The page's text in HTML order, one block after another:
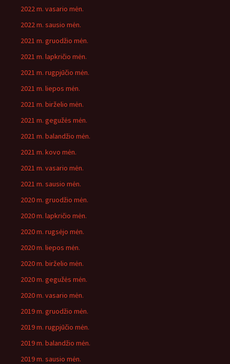
2022 m. vasario mėn.
2022 m. sausio mėn.
2021 m. gruodžio mėn.
2021 m. lapkričio mėn.
2021 m. rugpjūčio mėn.
2021 m. liepos mėn.
2021 m. birželio mėn.
2021 m. gegužės mėn.
2021 m. balandžio mėn.
2021 m. kovo mėn.
2021 m. vasario mėn.
2021 m. sausio mėn.
2020 m. gruodžio mėn.
2020 m. lapkričio mėn.
2020 m. rugsėjo mėn.
2020 m. liepos mėn.
2020 m. birželio mėn.
2020 m. gegužės mėn.
2020 m. vasario mėn.
2019 m. gruodžio mėn.
2019 m. rugpjūčio mėn.
2019 m. balandžio mėn.
2019 m. sausio mėn.